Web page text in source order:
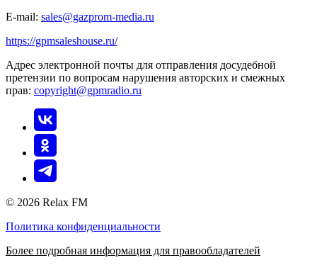
E-mail: sales@gazprom-media.ru
https://gpmsaleshouse.ru/
Адрес электронной почты для отправления досудебной
претензии по вопросам нарушения авторских и смежных
прав: copyright@gpmradio.ru
© 2026 Relax FM
Политика конфиденциальности
Более подробная информация для правообладателей